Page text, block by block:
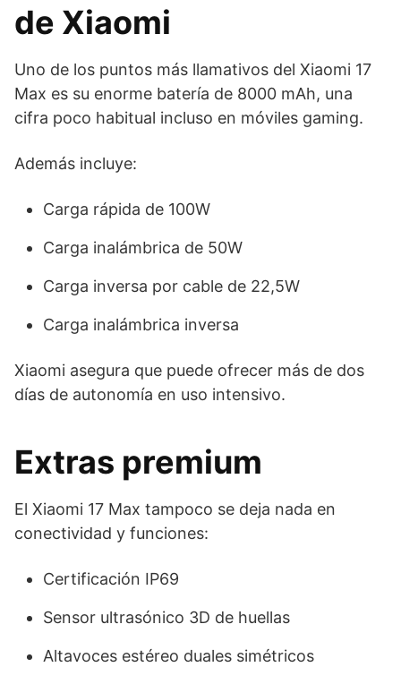
de Xiaomi
Uno de los puntos más llamativos del Xiaomi 17
Max es su enorme batería de 8000 mAh, una
cifra poco habitual incluso en móviles gaming.
Además incluye:
Carga rápida de 100W
Carga inalámbrica de 50W
Carga inversa por cable de 22,5W
Carga inalámbrica inversa
Xiaomi asegura que puede ofrecer más de dos
días de autonomía en uso intensivo.
Extras premium
El Xiaomi 17 Max tampoco se deja nada en
conectividad y funciones:
Certificación IP69
Sensor ultrasónico 3D de huellas
Altavoces estéreo duales simétricos